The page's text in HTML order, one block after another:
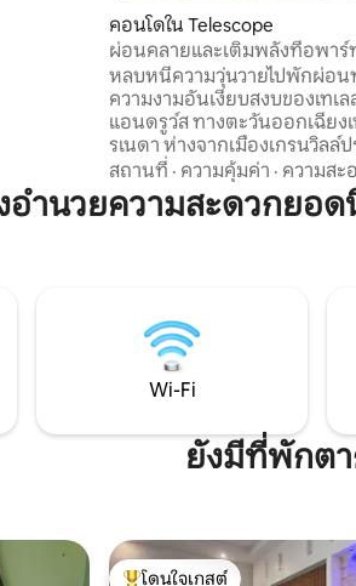
คอนโดใน Telescope
ผ่อนคลายและเติมพลังที่อพาร์
Peace & Harmony
หลบหนีความวุ่นวายไปพักผ่อน
ความงามอันเงียบสงบของเทเล
แอนดรูว์ส ทางตะวันออกเฉียง
รเนดา ห่างจากเมืองเกรนวิลล์
ไมล์ การเข้าพักในอพาร์ทเมนท์ 1 ห้องนอนที่
มีเสน่ห์แห่งนี้ให้ความสมดุลที่
ระหว่างสภาพแวดล้อมที่เงียบส
ง่ายดาย ทั้งหมดนี้ในขณะที่เพ
ความเงียบสงบของย่านที่งดงา
สถานที่ · ความคุ้มค่า · ความสะ
อำนวยความสะดวกยอ
Wi-Fi
ยังมีที่พักตา
โดนใจเกสต์